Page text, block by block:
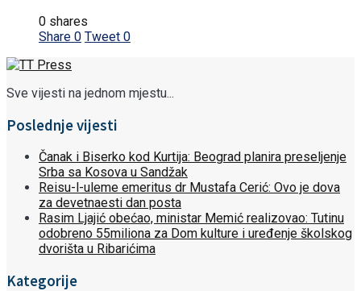
0 shares
Share 0 Tweet 0
Sve vijesti na jednom mjestu...
Poslednje vijesti
Čanak i Biserko kod Kurtija: Beograd planira preseljenje
Srba sa Kosova u Sandžak
Reisu-l-uleme emeritus dr Mustafa Cerić: Ovo je dova
za devetnaesti dan posta
Rasim Ljajić obećao, ministar Memić realizovao: Tutinu
odobreno 55miliona za Dom kulture i uređenje školskog
dvorišta u Ribarićima
Kategorije